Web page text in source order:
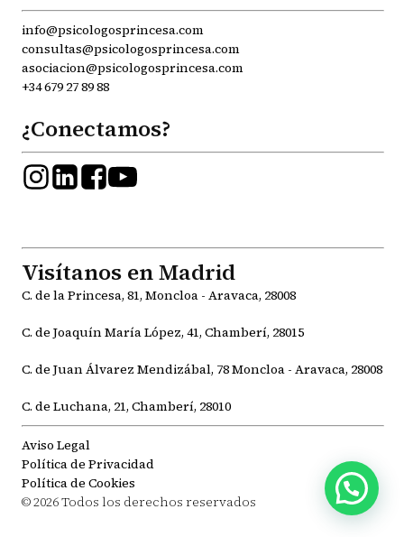
info@psicologosprincesa.com
consultas@psicologosprincesa.com
asociacion@psicologosprincesa.com
+34 679 27 89 88
¿Conectamos?
Visítanos en Madrid
C. de la Princesa, 81, Moncloa - Aravaca, 28008
C. de Joaquín María López, 41, Chamberí, 28015
C. de Juan Álvarez Mendizábal, 78 Moncloa - Aravaca, 28008
C. de Luchana, 21, Chamberí, 28010
© 2026 Todos los derechos reservados
Aviso Legal
Política de Privacidad
Política de Cookies